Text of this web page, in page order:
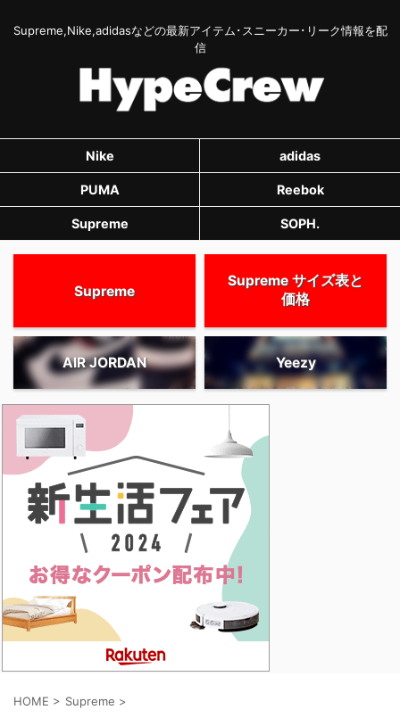
Supreme,Nike,adidasなどの最新アイテム･スニーカー･リーク情報を配
信
Nike adidas
PUMA Reebok
Supreme SOPH.
Supreme
Supreme サイズ表と
価格
AIR JORDAN Yeezy
HOME > Supreme >